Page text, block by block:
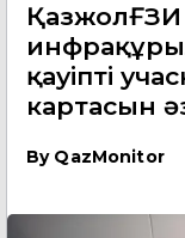
қауіпті
картасын
By QazMonitor